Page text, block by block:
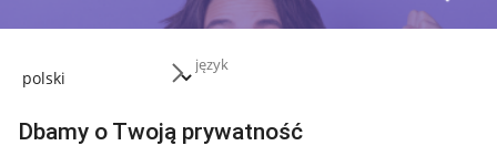
język
Dbamy o Twoją prywatność